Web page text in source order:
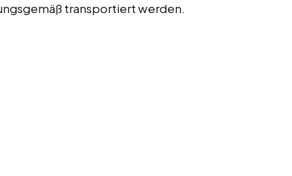
transportiert werden.